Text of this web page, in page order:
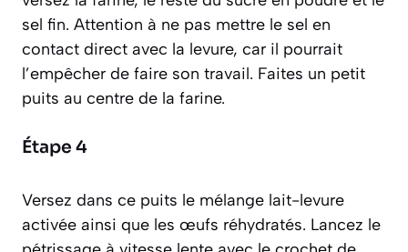
sel fin. Attention à ne pas mettre le sel en
contact direct avec la levure, car il pourrait
l’empêcher de faire son travail. Faites un petit
puits au centre de la farine.
Étape 4
Versez dans ce puits le mélange lait-levure
activée ainsi que les œufs réhydratés. Lancez le